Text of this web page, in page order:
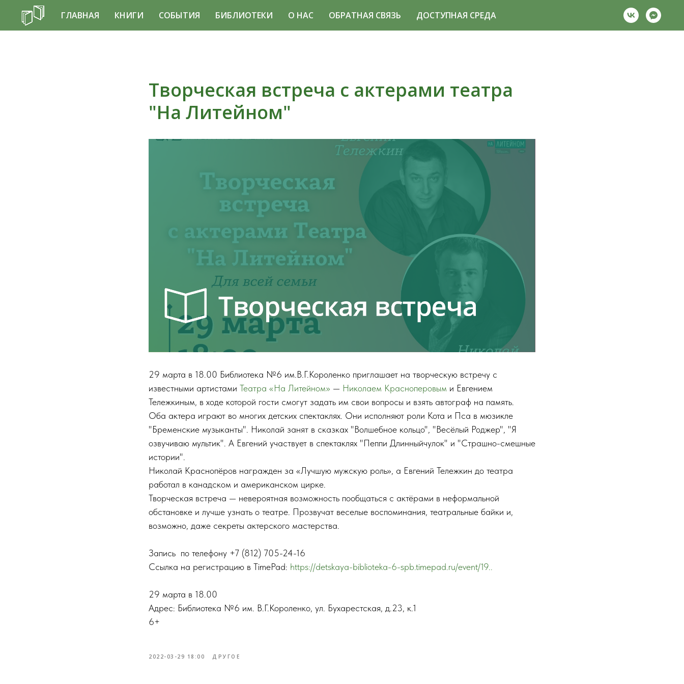
ГЛАВНАЯ КНИГИ СОБЫТИЯ БИБЛИОТЕКИ О НАС ОБРАТНАЯ СВЯЗЬ ДОСТУПНАЯ СРЕДА
Творческая встреча с актерами театра
"На Литейном"
29 марта в 18.00 Библиотека №6 им.В.Г.Короленко приглашает на творческую встречу с
известными артистами Театра «На Литейном» — Николаем Красноперовым и Евгением
Тележкиным, в ходе которой гости смогут задать им свои вопросы и взять автограф на память.
Оба актера играют во многих детских спектаклях. Они исполняют роли Кота и Пса в мюзикле
"Бременские музыканты". Николай занят в сказках "Волшебное кольцо", "Весёлый Роджер", "Я
озвучиваю мультик". А Евгений участвует в спектаклях "Пеппи Длинныйчулок" и "Страшно-смешные
истории".
Николай Краснопёров награжден за «Лучшую мужскую роль», а Евгений Тележкин до театра
работал в канадском и американском цирке.
Творческая встреча — невероятная возможность пообщаться с актёрами в неформальной
обстановке и лучше узнать о театре. Прозвучат веселые воспоминания, театральные байки и,
возможно, даже секреты актерского мастерства.
Запись по телефону +7 (812) 705-24-16
Ссылка на регистрацию в TimePad: https://detskaya-biblioteka-6-spb.timepad.ru/event/19..
29 марта в 18.00
Адрес: Библиотека №6 им. В.Г.Короленко, ул. Бухарестская, д.23, к.1
6+
2022-03-29 18:00 ДРУГОЕ